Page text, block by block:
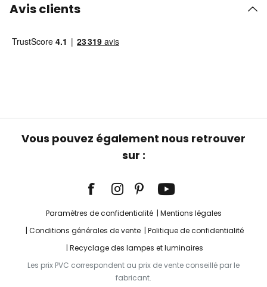
Avis clients
Vous pouvez également nous retrouver
sur :
Paramètres de confidentialité
Mentions légales
Conditions générales de vente
Politique de confidentialité
Recyclage des lampes et luminaires
Les prix PVC correspondent au prix de vente conseillé par le
fabricant.